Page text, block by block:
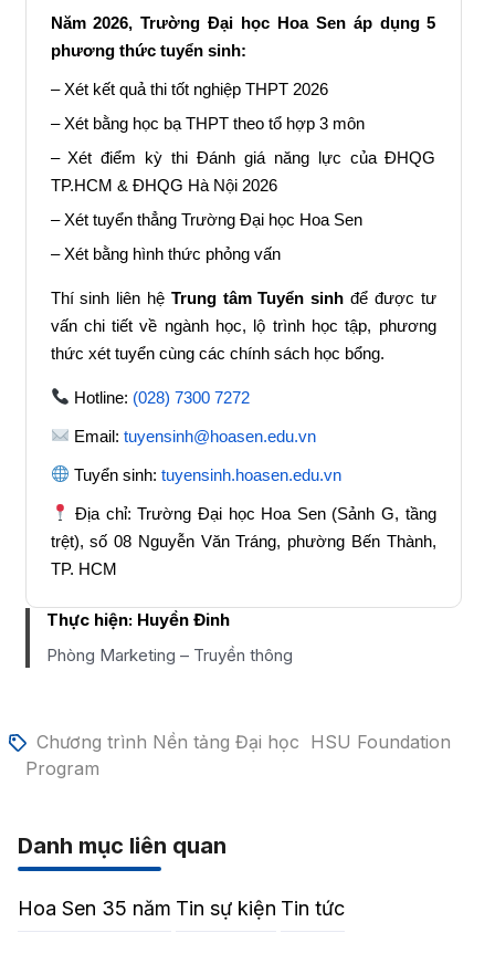
Năm 2026, Trường Đại học Hoa Sen áp dụng 5
phương thức tuyển sinh:
– Xét kết quả thi tốt nghiệp THPT 2026
– Xét bằng học bạ THPT theo tổ hợp 3 môn
– Xét điểm kỳ thi Đánh giá năng lực của ĐHQG
TP.HCM & ĐHQG Hà Nội 2026
– Xét tuyển thẳng Trường Đại học Hoa Sen
– Xét bằng hình thức phỏng vấn
Thí sinh liên hệ Trung tâm Tuyển sinh để được tư
vấn chi tiết về ngành học, lộ trình học tập, phương
thức xét tuyển cùng các chính sách học bổng.
Hotline: (028) 7300 7272
Email: tuyensinh@hoasen.edu.vn
Tuyển sinh: tuyensinh.hoasen.edu.vn
Địa chỉ: Trường Đại học Hoa Sen (Sảnh G, tầng
trệt), số 08 Nguyễn Văn Tráng, phường Bến Thành,
TP. HCM
Thực hiện: Huyền Đinh
Phòng Marketing – Truyền thông
Chương trình Nền tảng Đại học HSU Foundation
Program
Danh mục liên quan
Hoa Sen 35 năm Tin sự kiện Tin tức